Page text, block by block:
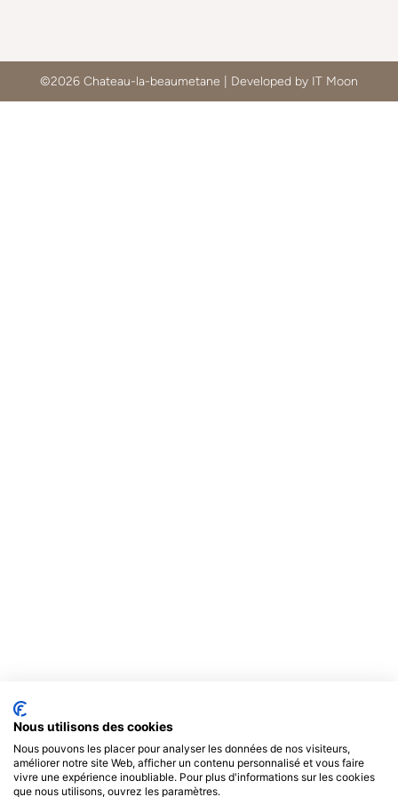
©2026 Chateau-la-beaumetane | Developed by IT Moon
Nous utilisons des cookies
Nous pouvons les placer pour analyser les données de nos visiteurs,
améliorer notre site Web, afficher un contenu personnalisé et vous faire
vivre une expérience inoubliable. Pour plus d'informations sur les cookies
que nous utilisons, ouvrez les paramètres.